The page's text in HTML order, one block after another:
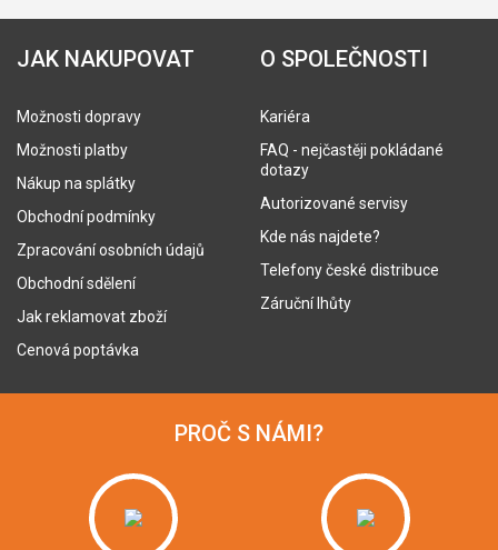
JAK NAKUPOVAT
Možnosti dopravy
Možnosti platby
Nákup na splátky
Obchodní podmínky
Zpracování osobních údajů
Obchodní sdělení
Jak reklamovat zboží
Cenová poptávka
O SPOLEČNOSTI
Kariéra
FAQ - nejčastěji pokládané
dotazy
Autorizované servisy
Kde nás najdete?
Telefony české distribuce
Záruční lhůty
PROČ S NÁMI?